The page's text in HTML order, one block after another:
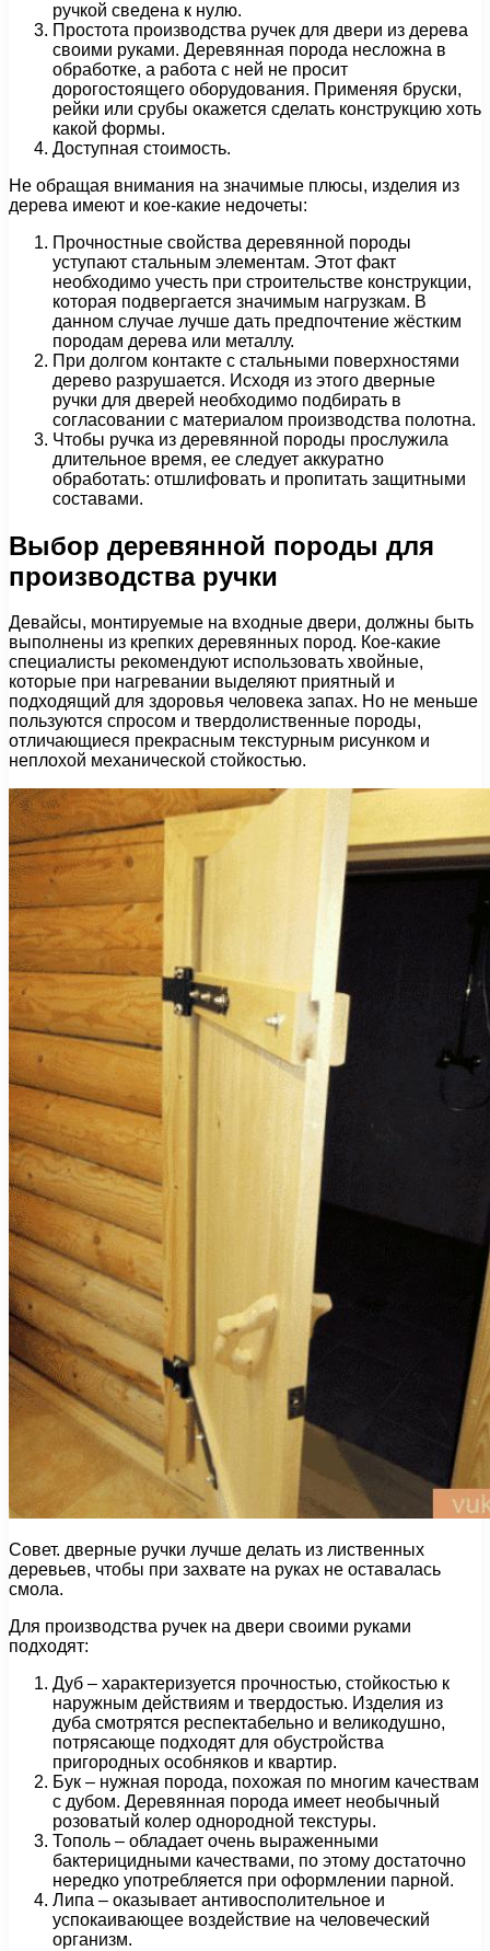
ручкой сведена к нулю.
Простота производства ручек для двери из дерева
своими руками. Деревянная порода несложна в
обработке, а работа с ней не просит
дорогостоящего оборудования. Применяя бруски,
рейки или срубы окажется сделать конструкцию хоть
какой формы.
Доступная стоимость.
Не обращая внимания на значимые плюсы, изделия из
дерева имеют и кое-какие недочеты:
Прочностные свойства деревянной породы
уступают стальным элементам. Этот факт
необходимо учесть при строительстве конструкции,
которая подвергается значимым нагрузкам. В
данном случае лучше дать предпочтение жёстким
породам дерева или металлу.
При долгом контакте с стальными поверхностями
дерево разрушается. Исходя из этого дверные
ручки для дверей необходимо подбирать в
согласовании с материалом производства полотна.
Чтобы ручка из деревянной породы прослужила
длительное время, ее следует аккуратно
обработать: отшлифовать и пропитать защитными
составами.
Выбор деревянной породы для
производства ручки
Девайсы, монтируемые на входные двери, должны быть
выполнены из крепких деревянных пород. Кое-какие
специалисты рекомендуют использовать хвойные,
которые при нагревании выделяют приятный и
подходящий для здоровья человека запах. Но не меньше
пользуются спросом и твердолиственные породы,
отличающиеся прекрасным текстурным рисунком и
неплохой механической стойкостью.
Совет. дверные ручки лучше делать из лиственных
деревьев, чтобы при захвате на руках не оставалась
смола.
Для производства ручек на двери своими руками
подходят:
Дуб – характеризуется прочностью, стойкостью к
наружным действиям и твердостью. Изделия из
дуба смотрятся респектабельно и великодушно,
потрясающе подходят для обустройства
пригородных особняков и квартир.
Бук – нужная порода, похожая по многим качествам
с дубом. Деревянная порода имеет необычный
розоватый колер однородной текстуры.
Тополь – обладает очень выраженными
бактерицидными качествами, по этому достаточно
нередко употребляется при оформлении парной.
Липа – оказывает антивосполительное и
успокаивающее воздействие на человеческий
организм.